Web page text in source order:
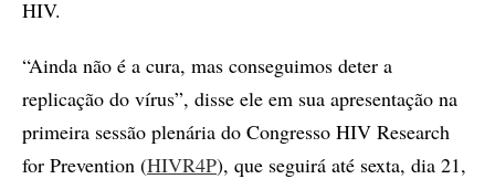
HIV.
“Ainda não é a cura, mas conseguimos deter a
replicação do vírus”, disse ele em sua apresentação na
primeira sessão plenária do Congresso HIV Research
for Prevention (HIVR4P), que seguirá até sexta, dia 21,